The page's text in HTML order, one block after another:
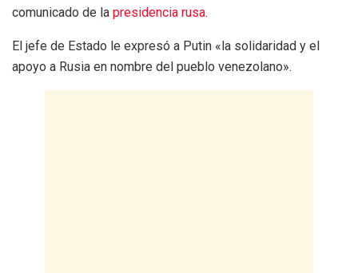
comunicado de la presidencia rusa.
El jefe de Estado le expresó a Putin «la solidaridad y el
apoyo a Rusia en nombre del pueblo venezolano».